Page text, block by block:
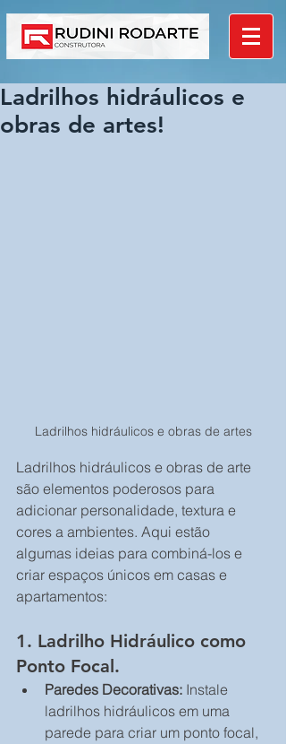
Ladrilhos hidráulicos e
obras de artes!
Ladrilhos hidráulicos e obras de artes
Ladrilhos hidráulicos e obras de arte
são elementos poderosos para
adicionar personalidade, textura e
cores a ambientes. Aqui estão
algumas ideias para combiná-los e
criar espaços únicos em casas e
apartamentos:
1. Ladrilho Hidráulico como
Ponto Focal.
Paredes Decorativas: Instale
ladrilhos hidráulicos em uma
parede para criar um ponto focal,